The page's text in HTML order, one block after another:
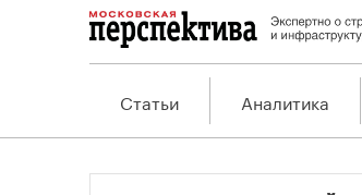
Статьи Аналитика